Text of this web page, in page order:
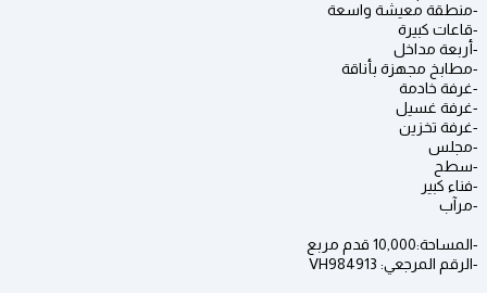
-منطقة معيشة واسعة
-قاعات كبيرة
-أربعة مداخل
-مطابخ مجهزة بأناقة
-غرفة خادمة
-غرفة غسيل
-غرفة تخزين
-مجلس
-سطح
-فناء كبير
-مرآب
-المساحة:10,000 قدم مربع
-الرقم المرجعي: VH984913